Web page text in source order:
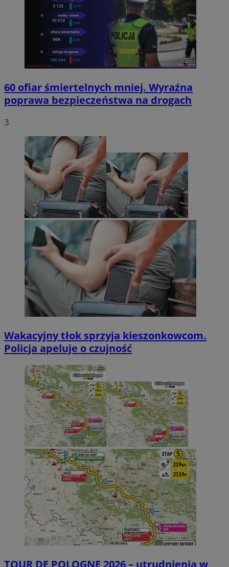
60 ofiar śmiertelnych mniej. Wyraźna
poprawa bezpieczeństwa na drogach
3
Wakacyjny tłok sprzyja kieszonkowcom.
Policja apeluje o czujność